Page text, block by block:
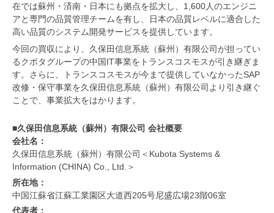
在では蘇州・済南・日本にも拠点を拡大し、1,600人のエンジニ
アと専門の品質管理チームを有し、日本の品質レベルに適合した
高い品質のシステム開発サービスを提供しています。
今回の買収により、久保田信息系統（蘇州）有限公司が担ってい
るクボタグループの中国IT事業をトランスコスモスが引き継ぎま
す。さらに、トランスコスモスが今まで提供していなかったSAP
改修・保守事業を久保田信息系統（蘇州）有限公司より引き継ぐ
ことで、事業拡大をはかります。
■久保田信息系統（蘇州）有限公司 会社概要
会社名：
久保田信息系統（蘇州）有限公司＜Kubota Systems &
Information (CHINA) Co., Ltd.＞
所在地：
中国江蘇省江蘇工業園区大道西205号尼盛広場23階06室
代表者：